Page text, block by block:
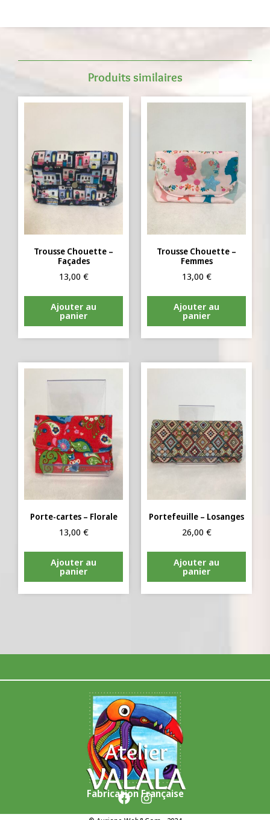
Produits similaires
Trousse Chouette –
Façades
13,00 €
Ajouter au
panier
Trousse Chouette –
Femmes
13,00 €
Ajouter au
panier
Porte-cartes – Florale
13,00 €
Ajouter au
panier
Portefeuille – Losanges
26,00 €
Ajouter au
panier
Fabrication Française